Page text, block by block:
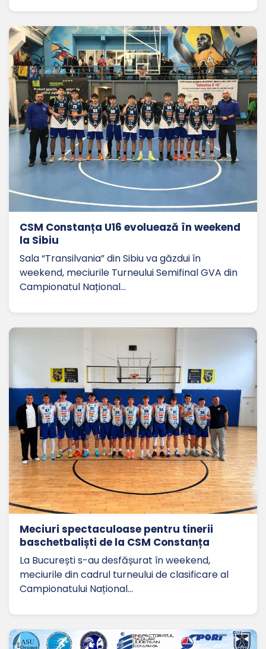
CSM Constanța U16 evoluează în weekend
la Sibiu
Sala “Transilvania” din Sibiu va găzdui în
weekend, meciurile Turneului Semifinal GVA din
Campionatul Național…
Meciuri spectaculoase pentru tinerii
baschetbaliști de la CSM Constanța
La București s-au desfășurat în weekend,
meciurile din cadrul turneului de clasificare al
Campionatului Național…